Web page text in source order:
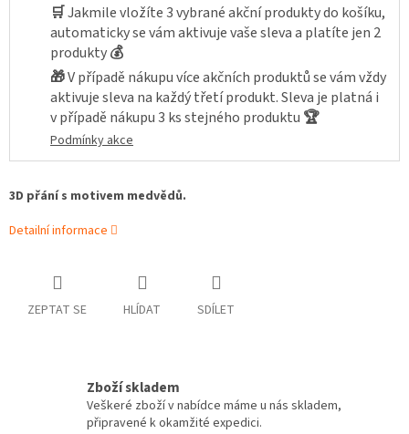
🛒Jakmile vložíte 3 vybrané akční produkty do košíku,
automaticky se vám aktivuje vaše sleva a platíte jen 2
produkty💰
🎁V případě nákupu více akčních produktů se vám vždy
aktivuje sleva na každý třetí produkt. Sleva je platná i
v případě nákupu 3 ks stejného produktu 🏆
Podmínky akce
3D přání s motivem medvědů.
Detailní informace
ZEPTAT SE HLÍDAT SDÍLET
Zboží skladem
Veškeré zboží v nabídce máme u nás skladem,
připravené k okamžité expedici.